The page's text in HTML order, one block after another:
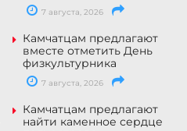
7 августа, 2026
Камчатцам предлагают
вместе отметить День
физкультурника
7 августа, 2026
Камчатцам предлагают
найти каменное сердце